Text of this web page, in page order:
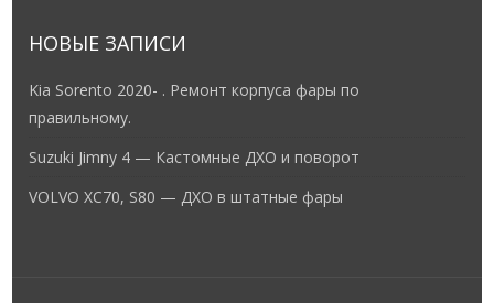
НОВЫЕ ЗАПИСИ
Kia Sorento 2020- . Ремонт корпуса фары по
правильному.
Suzuki Jimny 4 — Кастомные ДХО и поворот
VOLVO XC70, S80 — ДХО в штатные фары